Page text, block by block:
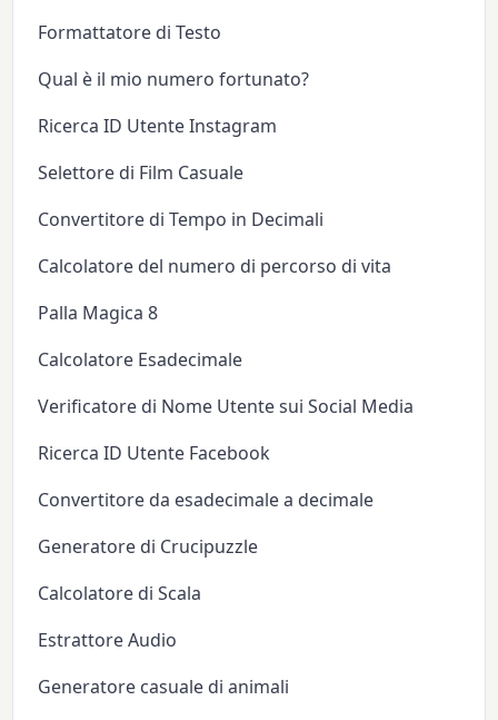
Formattatore di Testo
Qual è il mio numero fortunato?
Ricerca ID Utente Instagram
Selettore di Film Casuale
Convertitore di Tempo in Decimali
Calcolatore del numero di percorso di vita
Palla Magica 8
Calcolatore Esadecimale
Verificatore di Nome Utente sui Social Media
Ricerca ID Utente Facebook
Convertitore da esadecimale a decimale
Generatore di Crucipuzzle
Calcolatore di Scala
Estrattore Audio
Generatore casuale di animali